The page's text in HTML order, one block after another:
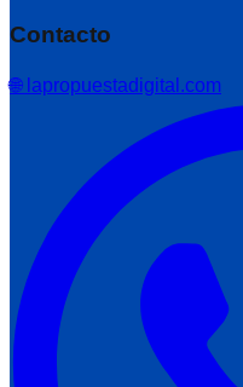
Contacto
🌐 lapropuestadigital.com